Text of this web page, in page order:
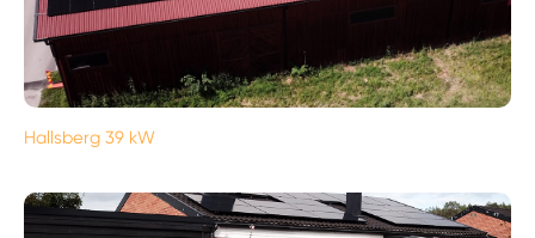
Hallsberg 39 kW